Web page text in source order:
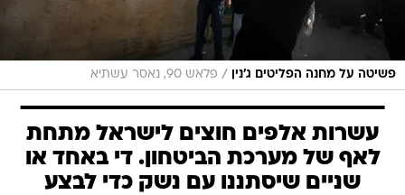
פשיטה על מחנה הפליטים ג'נין / פלאש 90, נאסר עשתיא
עשרות אלפים חוצים לישראל מתחת
לאף של מערכת הביטחון. די באחד או
שניים שיסתננו עם נשק כדי לבצע